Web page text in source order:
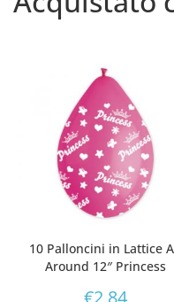
10 Palloncini in Lattice
Around 12″ Princess